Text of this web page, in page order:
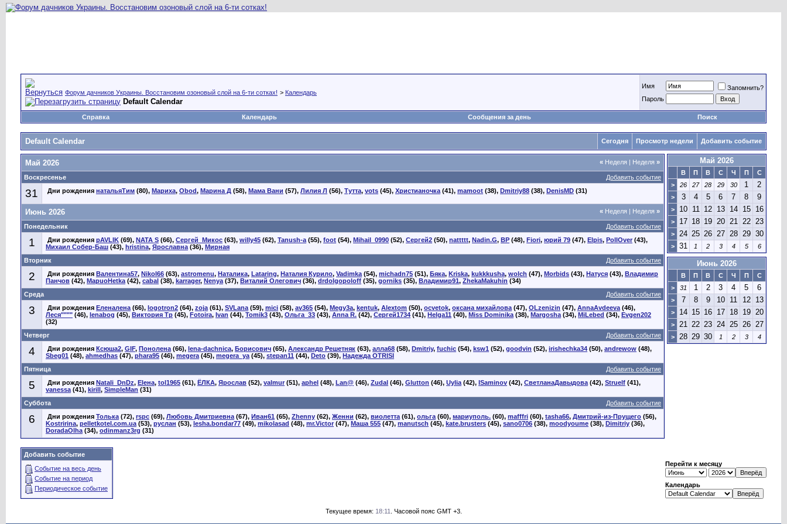
Форум дачников Украины. Восстановим озоновый слой на 6-ти сотках! > Календарь
Default Calendar
Имя
Запомнить?
Пароль
Справка Календарь Сообщения за день Поиск
Default Calendar Сегодня Просмотр недели Добавить событие
« Неделя | Неделя »
Май 2026
Добавить событие
Воскресенье
31 Дни рождения натальяТим (80), Мариха, Obod, Марина Д (58), Мама Вани (57), Лилия Л (56), Тутта, vots (45), Христианочка (41), mamoot (38), Dmitriy88 (38), DenisMD (31)
« Неделя | Неделя »
Июнь 2026
Добавить событие
Понедельник
1 Дни рождения pAVLIK (69), NATA S (66), Сергей_Микос (63), willy45 (62), Tanush-a (55), foot (54), Mihail_0990 (52), Сергей2 (50), nattttt, Nadin.G, BP (48), Fiori, юрий 79 (47), Elpis, PollOver (43),
Михаил Собер-Баш (43), hristina, Ярославна (36), Мирная
Добавить событие
Вторник
2 Дни рождения Валентина57, Nikol66 (63), astromenu, Наталика, Lataring, Наталия Курило, Vadimka (54), michadn75 (51), Бяка, Kriska, kukkkusha, wolch (47), Morbids (43), Натуся (43), Владимир
Панчов (42), MapuoHetka (42), cabal (38), karrager, Nenya (37), Виталий Олегович (36), drdolgopoloff (35), gorniks (35), Владимир91, ZhekaMakuhin (34)
Добавить событие
Среда
3 Дни рождения Еленалена (66), logotron2 (64), zoja (61), SVLana (59), mici (58), av365 (54), Megy3a, kentuk, Alextom (50), ocvetok, оксана михайлова (47), OLzenizin (47), AnnaAvdeeva (46),
Леся"""" (46), lenabog (45), Виктория Тр (45), Fotoira, Ivan (44), Tomik3 (43), Ольга_33 (43), Anna R. (42), Сергей1734 (41), Helga11 (40), Miss Dominika (38), Margosha (34), MiLebed (34), Evgen202
(32)
Добавить событие
Четверг
4 Дни рождения Ксюша2, GIF, Понолена (66), lena-dachnica, Борисович (65), Александр Решетняк (63), алла68 (58), Dmitriy, fuchic (54), ksw1 (52), goodvin (52), irishechka34 (50), andrewow (48),
Sbeg01 (48), ahmedhas (47), phara95 (46), megera (45), megera_ya (45), stepan11 (44), Deto (39), Надежда OTRISI
Добавить событие
Пятница
5 Дни рождения Natali_DnDz, Еlена, tol1965 (61), ЁЛКА, Ярослав (52), valmur (51), aphel (48), Lan@ (46), Zudal (46), Glutton (46), Uylia (42), ISaminov (42), СветланаДавыдова (42), Struelf (41),
vanessa (41), kirill, SimpleMan (31)
Добавить событие
Суббота
6 Дни рождения Толька (72), rspc (69), Любовь Дмитриевна (67), Иван61 (65), Zhenny (62), Женни (62), виолетта (61), ольга (60), мариуполь. (60), mafffri (60), tasha66, Дмитрий-из-Прущего (56),
Kostririna, pelletkotel.com.ua (53), руслан (53), lesha.bondar77 (49), mikolasad (48), mr.Victor (47), Маша 555 (47), manutsch (45), kate.brusters (45), sano0706 (38), moodyoume (38), Dimitriy (36),
DoradaOlha (34), odinmanz3rg (31)
Май 2026
В П В С Ч П
С
>
26 27 28 29 30 1 2
> 3 4 5 6 7 8 9
> 10 11 12 13 14 15 16
> 17 18 19 20 21 22 23
> 24 25 26 27 28 29 30
> 31 1 2 3 4 5 6
Июнь 2026
В П В С Ч П
С
>
31 1 2 3 4 5 6
> 7 8 9 10 11 12 13
> 14 15 16 17 18 19 20
> 21 22 23 24 25 26 27
> 28 29 30 1 2 3 4
Добавить событие
Событие на весь день
Событие на период
Периодическое событие
Перейти к месяцу
Календарь
Текущее время: 18:11 . Часовой пояс GMT +3.